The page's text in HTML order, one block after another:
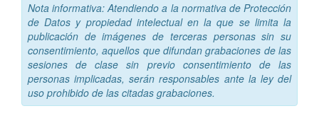
Nota informativa: Atendiendo a la normativa de Protección
de Datos y propiedad intelectual en la que se limita la
publicación de imágenes de terceras personas sin su
consentimiento, aquellos que difundan grabaciones de las
sesiones de clase sin previo consentimiento de las
personas implicadas, serán responsables ante la ley del
uso prohibido de las citadas grabaciones.